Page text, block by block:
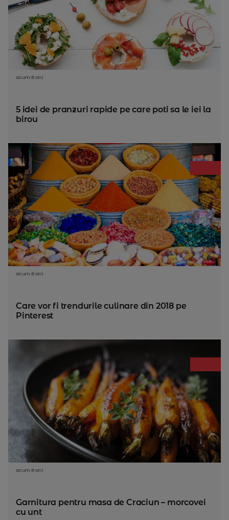
acum 8 ani
5 idei de pranzuri rapide pe care poti sa le iei la
birou
acum 8 ani
Care vor fi trendurile culinare din 2018 pe
Pinterest
acum 8 ani
Garnitura pentru masa de Craciun – morcovei
cu unt